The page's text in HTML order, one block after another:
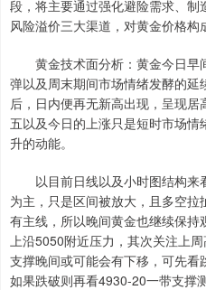
段，将主要通过强化避险需求、
风险溢价三大渠道，对黄金价格构
黄金技术面分析：黄金今日早
弹以及周末期间市场情绪发酵的
后，日内便再无新高出现，呈现
五以及今日的上涨只是短时市场
升的动能。
以目前日线以及小时图结构来
为主，只是区间被放大，且多空
有主线，所以晚间黄金也继续保
上沿5050附近压力，其次关注上
支撑晚间或可能会有下移，可先看
如果跌破则再看4930-20一带支撑